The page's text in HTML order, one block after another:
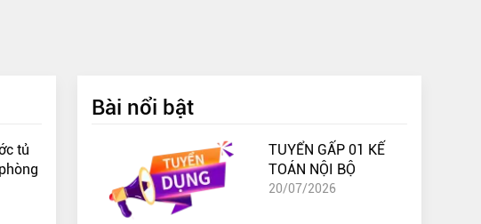
tủ
Bài nổi bật
TUYỂN GẤP 01 KẾ
TOÁN NỘI BỘ
20/07/2026